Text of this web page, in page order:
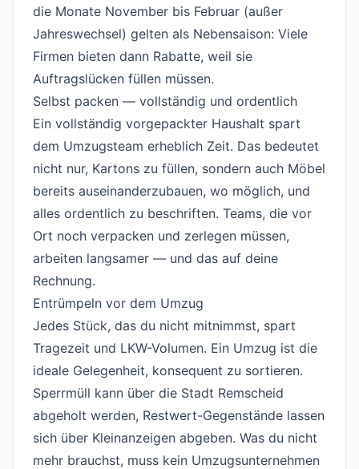
die Monate November bis Februar (außer
Jahreswechsel) gelten als Nebensaison: Viele
Firmen bieten dann Rabatte, weil sie
Auftragslücken füllen müssen.
Selbst packen — vollständig und ordentlich
Ein vollständig vorgepackter Haushalt spart
dem Umzugsteam erheblich Zeit. Das bedeutet
nicht nur, Kartons zu füllen, sondern auch Möbel
bereits auseinanderzubauen, wo möglich, und
alles ordentlich zu beschriften. Teams, die vor
Ort noch verpacken und zerlegen müssen,
arbeiten langsamer — und das auf deine
Rechnung.
Entrümpeln vor dem Umzug
Jedes Stück, das du nicht mitnimmst, spart
Tragezeit und LKW-Volumen. Ein Umzug ist die
ideale Gelegenheit, konsequent zu sortieren.
Sperrmüll kann über die Stadt Remscheid
abgeholt werden, Restwert-Gegenstände lassen
sich über Kleinanzeigen abgeben. Was du nicht
mehr brauchst, muss kein Umzugsunternehmen